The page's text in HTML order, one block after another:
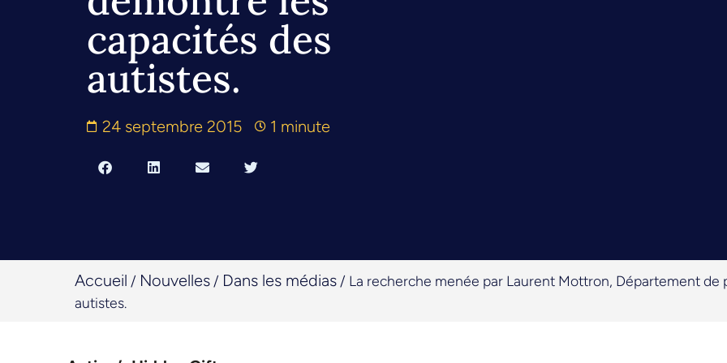
capacités des
autistes.
24 septembre 2015 1 minute
Accueil / Nouvelles / Dans les médias / La recherche menée par Laurent Mottron, Département
autistes.